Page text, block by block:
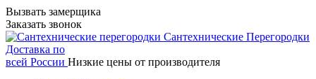
Вызвать замерщика
Заказать звонок
Сантехнические Перегородки
Доставка по
всей России Низкие цены от производителя